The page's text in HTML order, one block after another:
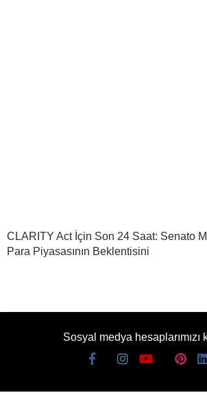
CLARITY Act İçin Son 24 Saat: Senato
Para Piyasasının Beklentisini
Sosyal medya hesaplarımızı